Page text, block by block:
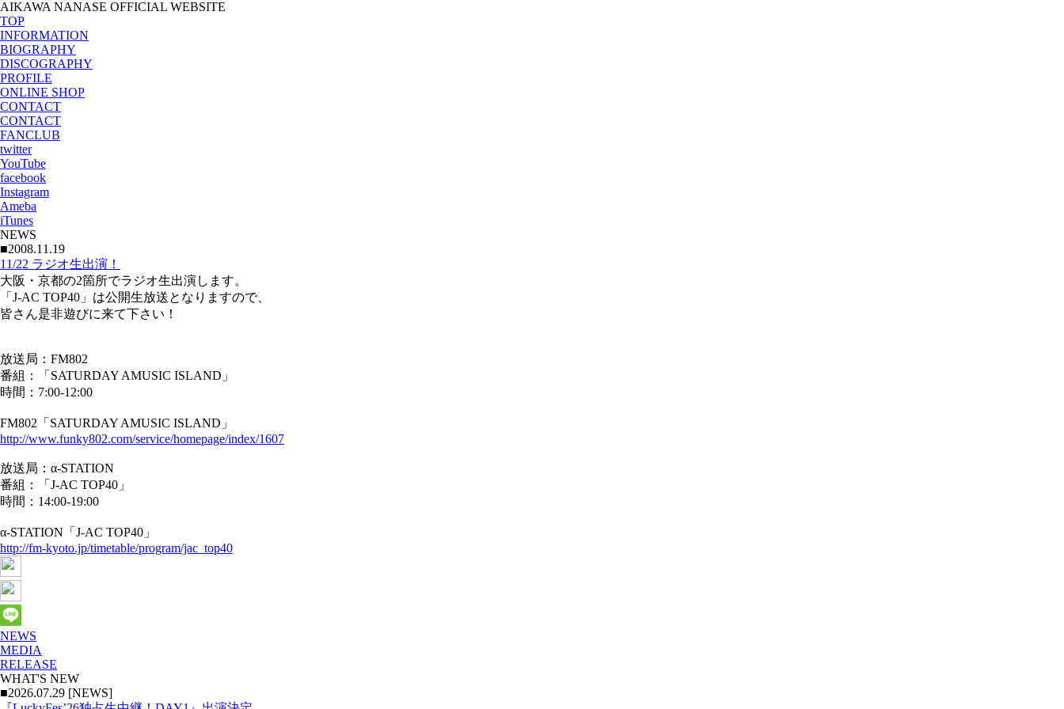
AIKAWA NANASE OFFICIAL WEBSITE
TOP
INFORMATION
BIOGRAPHY
DISCOGRAPHY
PROFILE
ONLINE SHOP
CONTACT
CONTACT
FANCLUB
twitter
YouTube
facebook
Instagram
Ameba
iTunes
NEWS
■2008.11.19
11/22 ラジオ生出演！
大阪・京都の2箇所でラジオ生出演します。
「J-AC TOP40」は公開生放送となりますので、
皆さん是非遊びに来て下さい！
放送局：FM802
番組：「SATURDAY AMUSIC ISLAND」
時間：7:00-12:00
FM802「SATURDAY AMUSIC ISLAND」
http://www.funky802.com/service/homepage/index/1607
放送局：α-STATION
番組：「J-AC TOP40」
時間：14:00-19:00
α-STATION「J-AC TOP40」
http://fm-kyoto.jp/timetable/program/jac_top40
NEWS
MEDIA
RELEASE
WHAT'S NEW
■2026.07.29 [NEWS]